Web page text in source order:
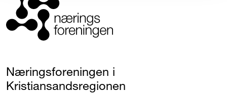
Næringsforeningen i
Kristiansandsregionen